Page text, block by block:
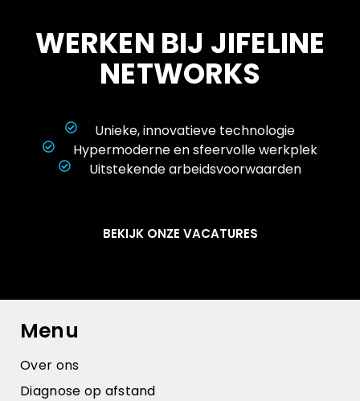
WERKEN BIJ JIFELINE
NETWORKS
Unieke, innovatieve technologie
Hypermoderne en sfeervolle werkplek
Uitstekende arbeidsvoorwaarden
BEKIJK ONZE VACATURES
Menu
Over ons
Diagnose op afstand